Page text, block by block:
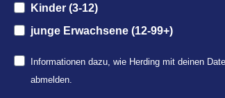
Kinder (3-12)
junge Erwachsene (12-99+)
Informationen dazu, wie Herding mit deinen
abmelden.